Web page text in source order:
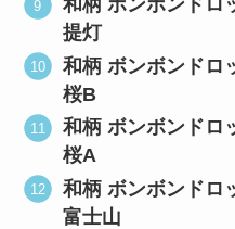
和柄 ボンボンドロ
提灯
和柄 ボンボンドロ
桜B
和柄 ボンボンドロ
桜A
和柄 ボンボンドロ
富士山